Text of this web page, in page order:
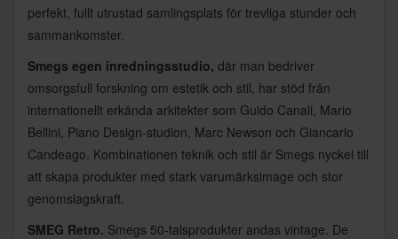
perfekt, fullt utrustad samlingsplats för trevliga stunder och
sammankomster.
Smegs egen inredningsstudio, där man bedriver
omsorgsfull forskning om estetik och stil, har stöd från
internationellt erkända arkitekter som Guido Canali, Mario
Bellini, Piano Design-studion, Marc Newson och Giancarlo
Candeago. Kombinationen teknik och stil är Smegs nyckel till
att skapa produkter med stark varumärksimage och stor
genomslagskraft.
SMEG Retro. Smegs 50-talsprodukter andas vintage. De